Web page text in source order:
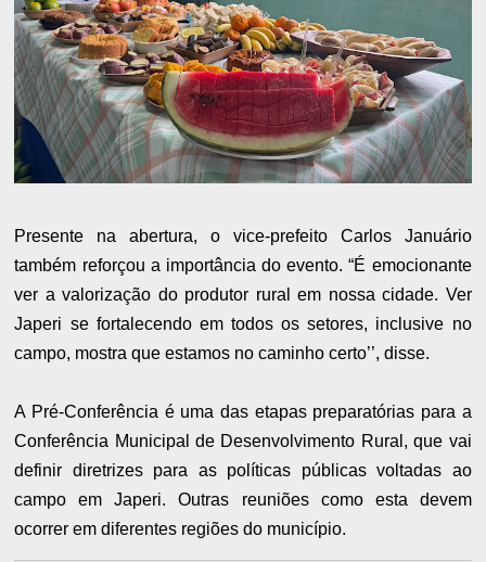
Presente na abertura, o vice-prefeito Carlos Januário
também reforçou a importância do evento. “É emocionante
ver a valorização do produtor rural em nossa cidade. Ver
Japeri se fortalecendo em todos os setores, inclusive no
campo, mostra que estamos no caminho certo’’, disse.
A Pré-Conferência é uma das etapas preparatórias para a
Conferência Municipal de Desenvolvimento Rural, que vai
definir diretrizes para as políticas públicas voltadas ao
campo em Japeri. Outras reuniões como esta devem
ocorrer em diferentes regiões do município.